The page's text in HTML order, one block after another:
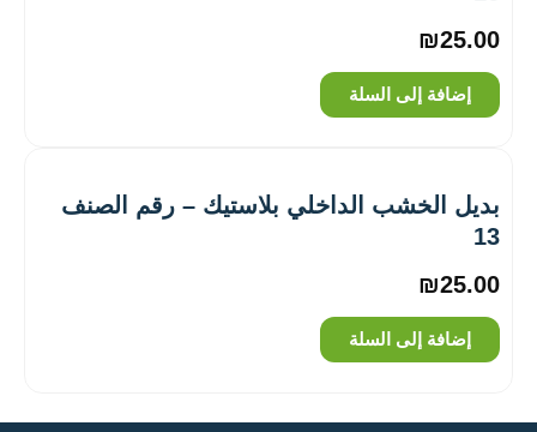
₪25.00
إضافة إلى السلة
بديل الخشب الداخلي بلاستيك – رقم الصنف
13
₪25.00
إضافة إلى السلة